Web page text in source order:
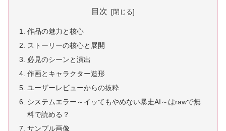
目次
作品の魅力と核心
ストーリーの核心と展開
必見のシーンと演出
作画とキャラクター造形
ユーザーレビューからの抜粋
システムエラー～イッてもやめない暴走AI～はrawで無
料で読める？
サンプル画像